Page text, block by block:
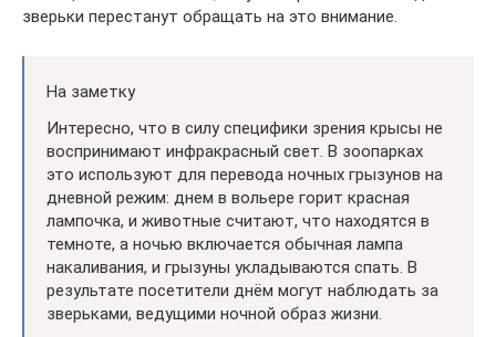
зверьки перестанут обращать на это внимание.
На заметку
Интересно, что в силу специфики зрения крысы не
воспринимают инфракрасный свет. В зоопарках
это используют для перевода ночных грызунов на
дневной режим: днем в вольере горит красная
лампочка, и животные считают, что находятся в
темноте, а ночью включается обычная лампа
накаливания, и грызуны укладываются спать. В
результате посетители днём могут наблюдать за
зверьками, ведущими ночной образ жизни.